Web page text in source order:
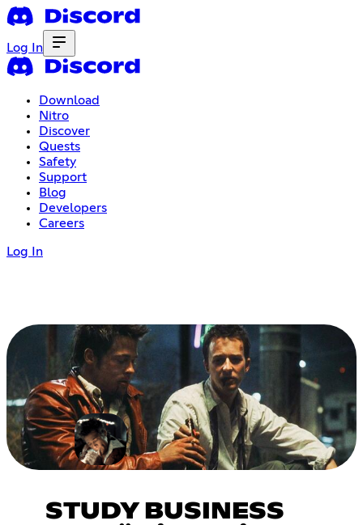
Log In
Download
Nitro
Discover
Quests
Safety
Support
Blog
Developers
Careers
Log In
STUDY BUSINESS